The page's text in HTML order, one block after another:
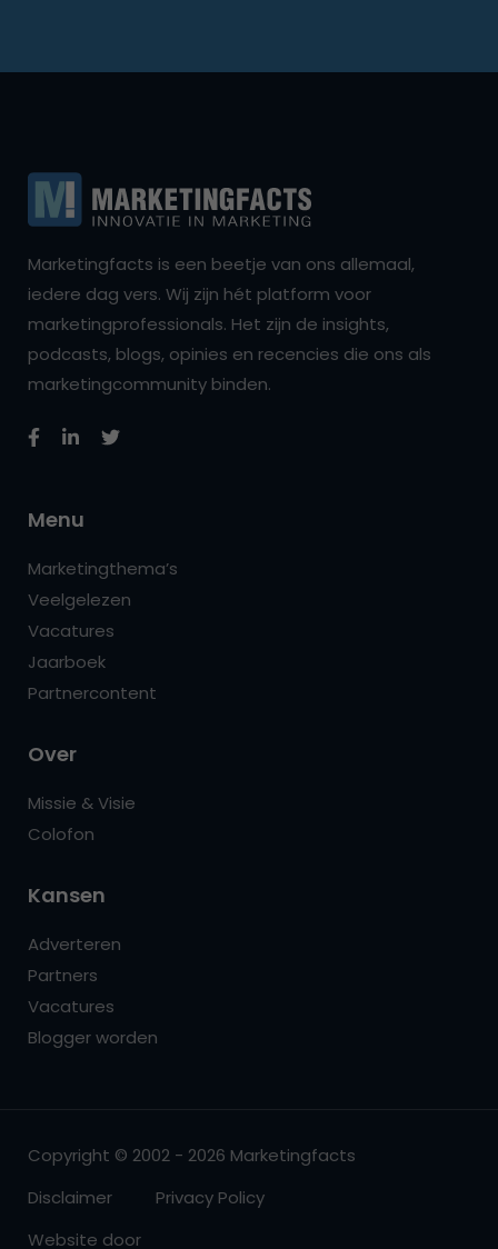
Marketingfacts is een beetje van ons allemaal,
iedere dag vers. Wij zijn hét platform voor
marketingprofessionals. Het zijn de insights,
podcasts, blogs, opinies en recencies die ons als
marketingcommunity binden.
Menu
Marketingthema’s
Veelgelezen
Vacatures
Jaarboek
Partnercontent
Over
Missie & Visie
Colofon
Kansen
Adverteren
Partners
Vacatures
Blogger worden
Copyright © 2002 - 2026 Marketingfacts
Disclaimer
Privacy Policy
Website door